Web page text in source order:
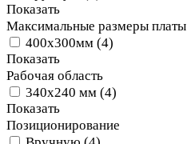
Показать
Максимальные размеры платы
400х300мм (4)
Показать
Рабочая область
340х240 мм (4)
Показать
Позиционирование